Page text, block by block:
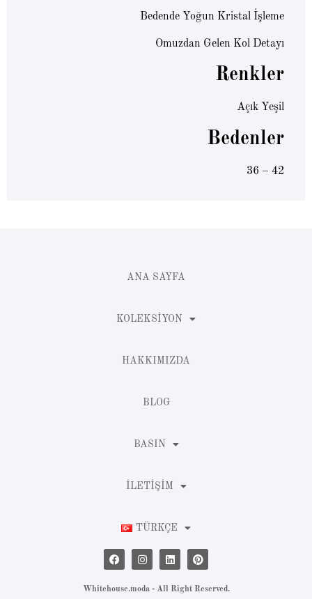
Bedende Yoğun Kristal İşleme
Omuzdan Gelen Kol Detayı
Renkler
Açık Yeşil
Bedenler
36 – 42
ANA SAYFA
KOLEKSIYON
HAKKIMIZDA
BLOG
BASIN
İLETIŞIM
TÜRKÇE
Whitehouse.moda - All Right Reserved.